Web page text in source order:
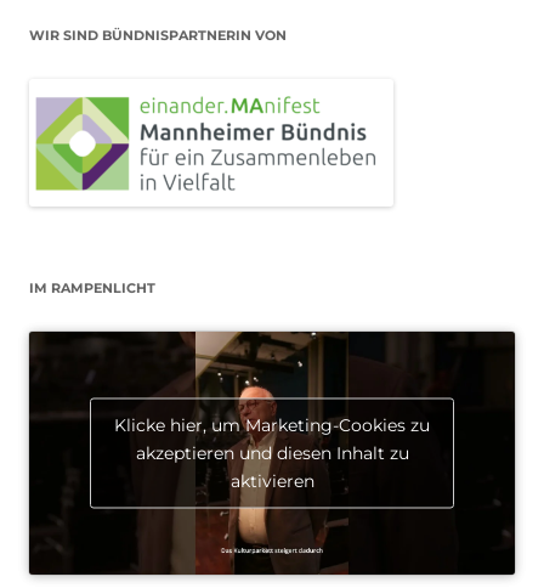
WIR SIND BÜNDNISPARTNERIN VON
IM RAMPENLICHT
Klicke hier, um Marketing-Cookies zu
akzeptieren und diesen Inhalt zu
aktivieren